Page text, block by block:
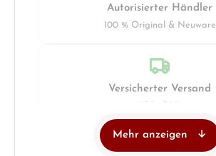
Autorisierter Händler
100 % Original & Neuware
Versicherter Versand
Mehr anzeigen